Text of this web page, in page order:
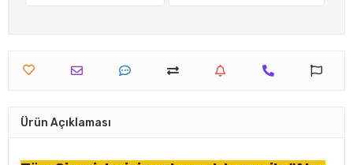
Ürün Açıklaması